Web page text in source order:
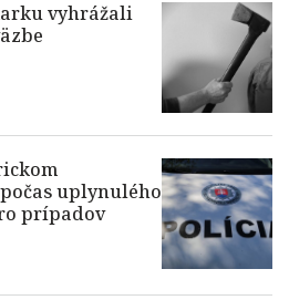
vyhrážali
uplynulého
prípadov